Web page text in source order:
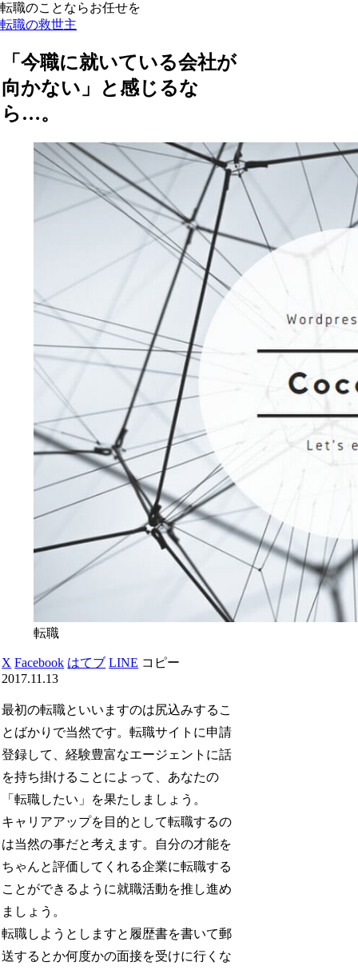
転職のことならお任せを
転職の救世主
「今職に就いている会社が
向かない」と感じるな
ら…。
転職
X Facebook はてブ LINE コピー
2017.11.13
最初の転職といいますのは尻込みするこ
とばかりで当然です。転職サイトに申請
登録して、経験豊富なエージェントに話
を持ち掛けることによって、あなたの
「転職したい」を果たしましょう。
キャリアアップを目的として転職するの
は当然の事だと考えます。自分の才能を
ちゃんと評価してくれる企業に転職する
ことができるように就職活動を推し進め
ましょう。
転職しようとしますと履歴書を書いて郵
送するとか何度かの面接を受けに行くな